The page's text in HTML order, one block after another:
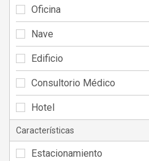
Oficina
Nave
Edificio
Consultorio Médico
Hotel
Características
Estacionamiento